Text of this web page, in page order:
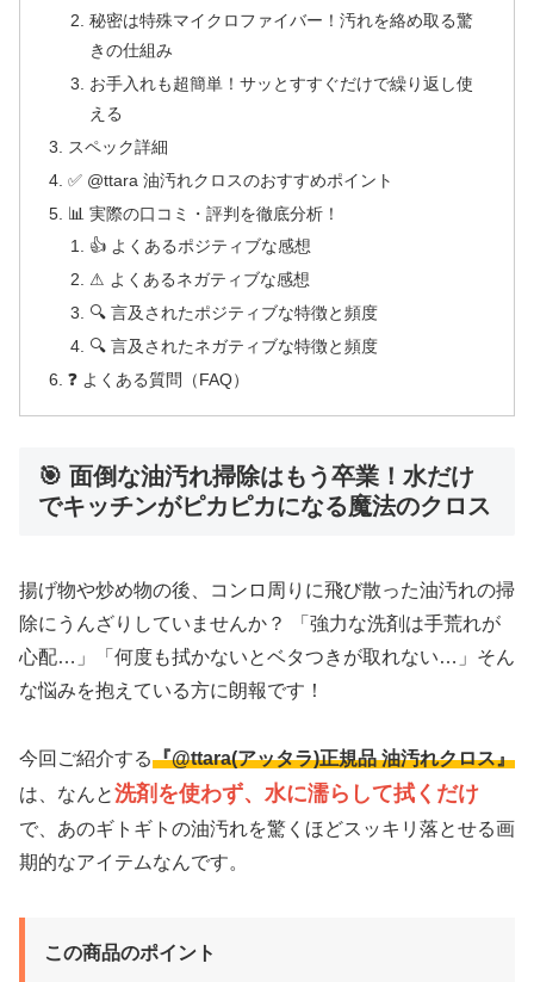
秘密は特殊マイクロファイバー！汚れを絡め取る驚
きの仕組み
お手入れも超簡単！サッとすすぐだけで繰り返し使
える
スペック詳細
✅ @ttara 油汚れクロスのおすすめポイント
📊 実際の口コミ・評判を徹底分析！
👍 よくあるポジティブな感想
⚠ よくあるネガティブな感想
🔍 言及されたポジティブな特徴と頻度
🔍 言及されたネガティブな特徴と頻度
❓ よくある質問（FAQ）
🎯 面倒な油汚れ掃除はもう卒業！水だけ
でキッチンがピカピカになる魔法のクロス
揚げ物や炒め物の後、コンロ周りに飛び散った油汚れの掃
除にうんざりしていませんか？ 「強力な洗剤は手荒れが
心配…」「何度も拭かないとベタつきが取れない…」そん
な悩みを抱えている方に朗報です！
今回ご紹介する『@ttara(アッタラ)正規品 油汚れクロス』
は、なんと洗剤を使わず、水に濡らして拭くだけ
で、あのギトギトの油汚れを驚くほどスッキリ落とせる画
期的なアイテムなんです。
この商品のポイント